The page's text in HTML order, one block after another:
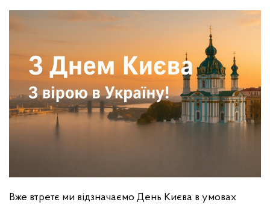
Вже втретє ми відзначаємо День Києва в умовах